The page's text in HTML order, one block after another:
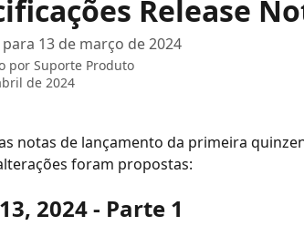
Release
13 de março de 2024
por Suporte Produto
de 2024
notas de lançamento da primeira
foram propostas:
2024 - Parte 1